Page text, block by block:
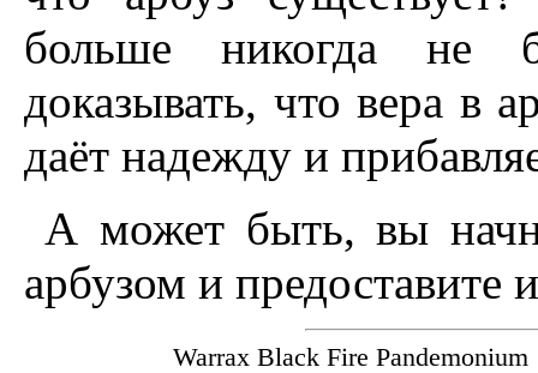
больше никогда не
доказывать, что вера в
даёт надежду и
А может быть, вы
арбузом и предоставите
Warrax Black Fire